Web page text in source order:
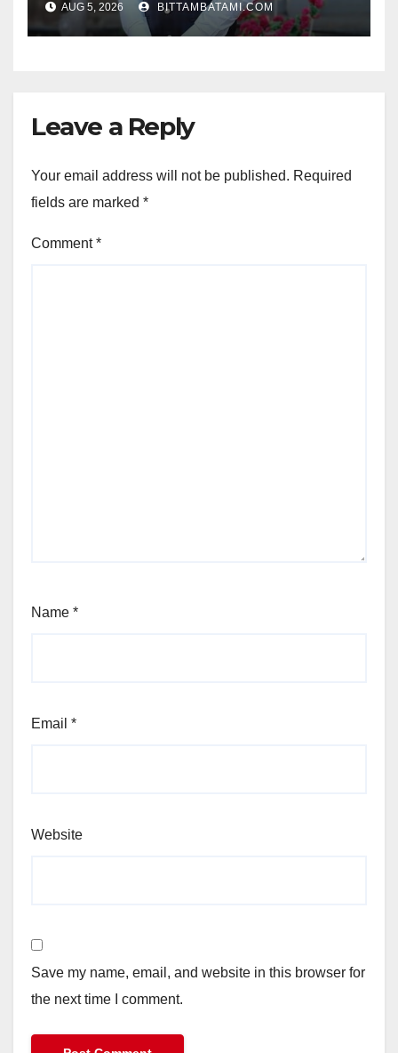
AUG 5, 2026 BITTAMBATAMI.COM
Leave a Reply
Your email address will not be published. Required
fields are marked *
Comment*
Name *
Email *
Website
Save my name, email, and website in this browser for
the next time I comment.